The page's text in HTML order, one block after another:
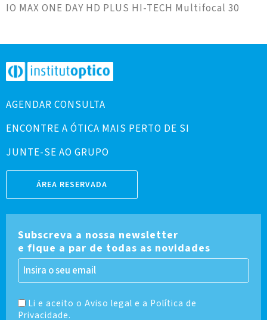
IO MAX ONE DAY HD PLUS HI-TECH Multifocal 30
AGENDAR CONSULTA
ENCONTRE A ÓTICA MAIS PERTO DE SI
JUNTE-SE AO GRUPO
ÁREA RESERVADA
Subscreva a nossa newsletter
e fique a par de todas as novidades
Li e aceito o Aviso legal e a Política de
Privacidade.